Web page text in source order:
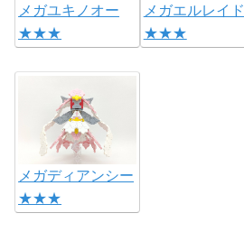
メガユキノオー
★★★
メガエルレイド
★★★
メガディアンシー
★★★